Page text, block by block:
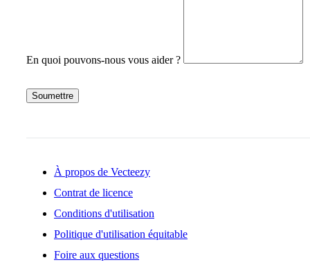
En quoi pouvons-nous vous aider ?
Soumettre
À propos de Vecteezy
Contrat de licence
Conditions d'utilisation
Politique d'utilisation équitable
Foire aux questions